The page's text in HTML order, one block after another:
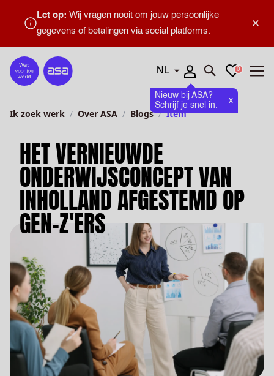
×
Let op: Wij vragen nooit om jouw persoonlijke
gegevens of betalingen via social platforms.
Home
Talen
Nieuw bij ASA?
Schrijf je snel in.
x
Zoeken openen
Favorieten
0
Ik zoek werk Over ASA Blogs Item
HET VERNIEUWDE
ONDERWIJSCONCEPT VAN
INHOLLAND AFGESTEMD OP
GEN-Z'ERS